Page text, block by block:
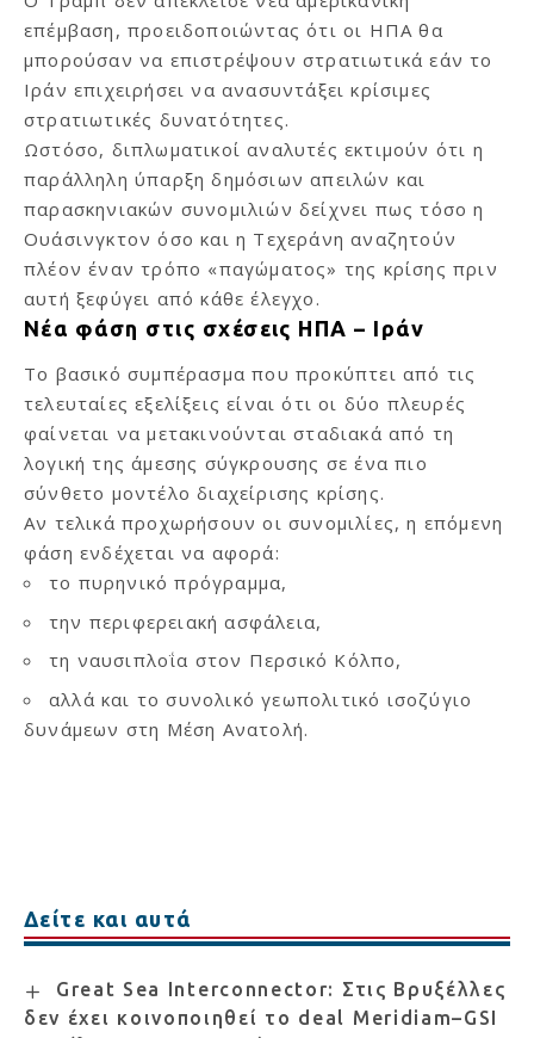
επέμβαση, προειδοποιώντας ότι οι ΗΠΑ θα
μπορούσαν να επιστρέψουν στρατιωτικά εάν το
Ιράν επιχειρήσει να ανασυντάξει κρίσιμες
στρατιωτικές δυνατότητες.
Ωστόσο, διπλωματικοί αναλυτές εκτιμούν ότι η
παράλληλη ύπαρξη δημόσιων απειλών και
παρασκηνιακών συνομιλιών δείχνει πως τόσο η
Ουάσινγκτον όσο και η Τεχεράνη αναζητούν
πλέον έναν τρόπο «παγώματος» της κρίσης πριν
αυτή ξεφύγει από κάθε έλεγχο.
Νέα φάση στις σχέσεις ΗΠΑ – Ιράν
Το βασικό συμπέρασμα που προκύπτει από τις
τελευταίες εξελίξεις είναι ότι οι δύο πλευρές
φαίνεται να μετακινούνται σταδιακά από τη
λογική της άμεσης σύγκρουσης σε ένα πιο
σύνθετο μοντέλο διαχείρισης κρίσης.
Αν τελικά προχωρήσουν οι συνομιλίες, η επόμενη
φάση ενδέχεται να αφορά:
το πυρηνικό πρόγραμμα,
την περιφερειακή ασφάλεια,
τη ναυσιπλοΐα στον Περσικό Κόλπο,
αλλά και το συνολικό γεωπολιτικό ισοζύγιο
δυνάμεων στη Μέση Ανατολή.
Δείτε και αυτά
Great Sea Interconnector: Στις Βρυξέλλες
δεν έχει κοινοποιηθεί το deal Meridiam–GSI